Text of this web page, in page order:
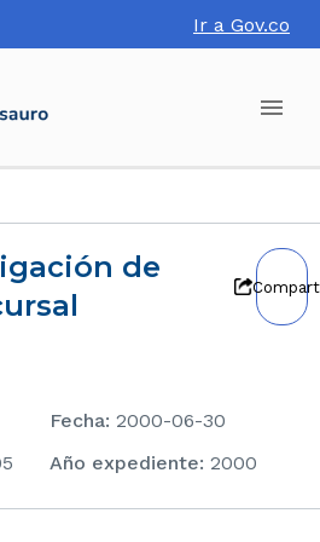
Ir a Gov.co
Fecha: 2000-06-30
Año expediente: 2000